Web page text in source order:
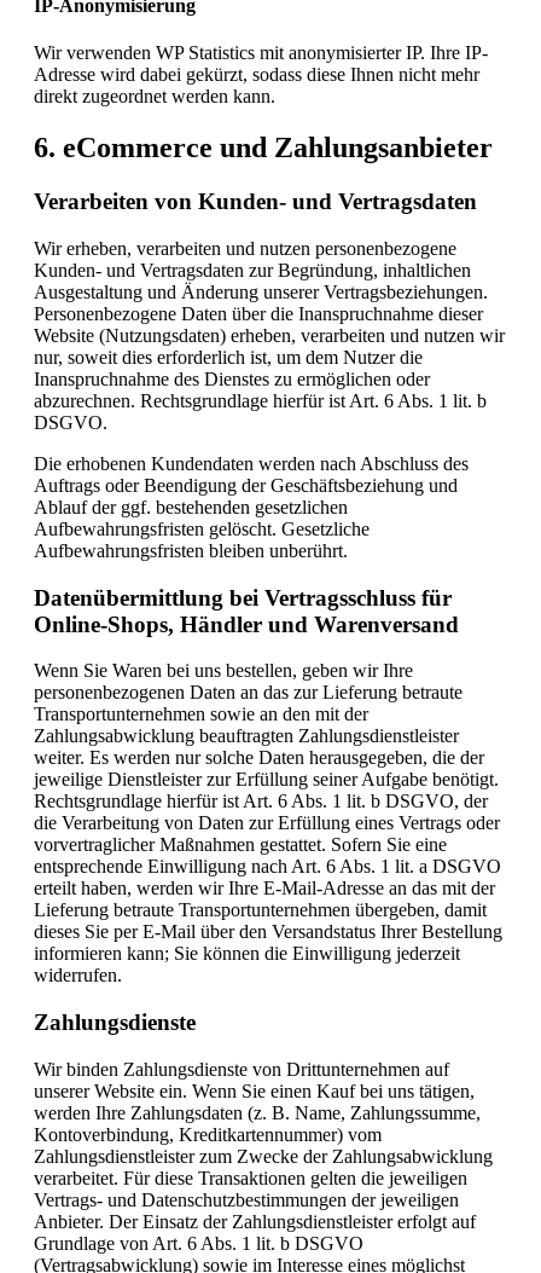
IP-Anonymisierung
Wir verwenden WP Statistics mit anonymisierter IP. Ihre IP-
Adresse wird dabei gekürzt, sodass diese Ihnen nicht mehr
direkt zugeordnet werden kann.
6. eCommerce und Zahlungs­anbieter
Verarbeiten von Kunden- und Vertragsdaten
Wir erheben, verarbeiten und nutzen personenbezogene
Kunden- und Vertragsdaten zur Begründung, inhaltlichen
Ausgestaltung und Änderung unserer Vertragsbeziehungen.
Personenbezogene Daten über die Inanspruchnahme dieser
Website (Nutzungsdaten) erheben, verarbeiten und nutzen wir
nur, soweit dies erforderlich ist, um dem Nutzer die
Inanspruchnahme des Dienstes zu ermöglichen oder
abzurechnen. Rechtsgrundlage hierfür ist Art. 6 Abs. 1 lit. b
DSGVO.
Die erhobenen Kundendaten werden nach Abschluss des
Auftrags oder Beendigung der Geschäftsbeziehung und
Ablauf der ggf. bestehenden gesetzlichen
Aufbewahrungsfristen gelöscht. Gesetzliche
Aufbewahrungsfristen bleiben unberührt.
Daten­übermittlung bei Vertragsschluss für
Online-Shops, Händler und Warenversand
Wenn Sie Waren bei uns bestellen, geben wir Ihre
personenbezogenen Daten an das zur Lieferung betraute
Transportunternehmen sowie an den mit der
Zahlungsabwicklung beauftragten Zahlungsdienstleister
weiter. Es werden nur solche Daten herausgegeben, die der
jeweilige Dienstleister zur Erfüllung seiner Aufgabe benötigt.
Rechtsgrundlage hierfür ist Art. 6 Abs. 1 lit. b DSGVO, der
die Verarbeitung von Daten zur Erfüllung eines Vertrags oder
vorvertraglicher Maßnahmen gestattet. Sofern Sie eine
entsprechende Einwilligung nach Art. 6 Abs. 1 lit. a DSGVO
erteilt haben, werden wir Ihre E-Mail-Adresse an das mit der
Lieferung betraute Transportunternehmen übergeben, damit
dieses Sie per E-Mail über den Versandstatus Ihrer Bestellung
informieren kann; Sie können die Einwilligung jederzeit
widerrufen.
Zahlungsdienste
Wir binden Zahlungsdienste von Drittunternehmen auf
unserer Website ein. Wenn Sie einen Kauf bei uns tätigen,
werden Ihre Zahlungsdaten (z. B. Name, Zahlungssumme,
Kontoverbindung, Kreditkartennummer) vom
Zahlungsdienstleister zum Zwecke der Zahlungsabwicklung
verarbeitet. Für diese Transaktionen gelten die jeweiligen
Vertrags- und Datenschutzbestimmungen der jeweiligen
Anbieter. Der Einsatz der Zahlungsdienstleister erfolgt auf
Grundlage von Art. 6 Abs. 1 lit. b DSGVO
(Vertragsabwicklung) sowie im Interesse eines möglichst